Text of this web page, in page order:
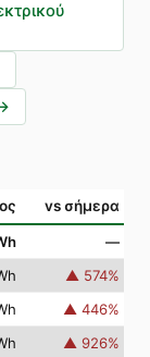
vs σήμερα
—
▲ 574%
▲ 446%
▲ 926%